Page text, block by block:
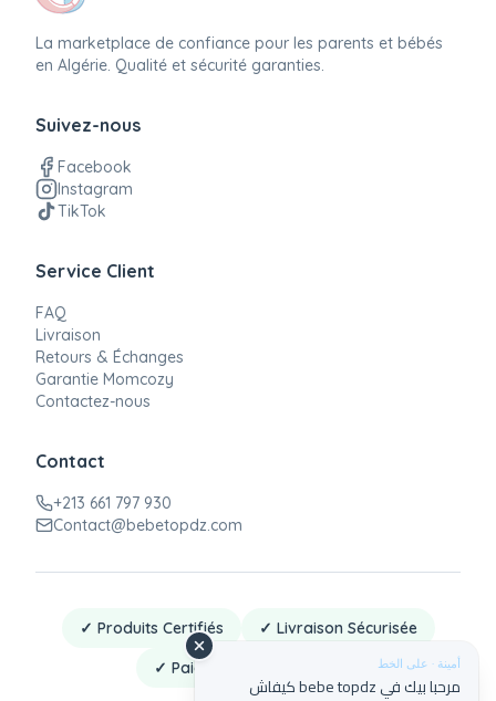
أمينة · على الخط
مرحبا بيك في bebe topdz كيفاش
La marketplace de confiance pour les parents et bébés
en Algérie. Qualité et sécurité garanties.
Suivez-nous
Facebook
Instagram
TikTok
Service Client
FAQ
Livraison
Retours & Échanges
Garantie Momcozy
Contactez-nous
Contact
+213 661 797 930
Contact@bebetopdz.com
✓ Produits Certifiés
✓ Livraison Sécurisée
✓ Paiement à la Livraison